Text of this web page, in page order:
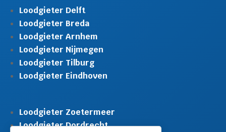
Loodgieter Delft
Loodgieter Breda
Loodgieter Arnhem
Loodgieter Nijmegen
Loodgieter Tilburg
Loodgieter Eindhoven
Loodgieter Zoetermeer
Loodgieter Dordrecht